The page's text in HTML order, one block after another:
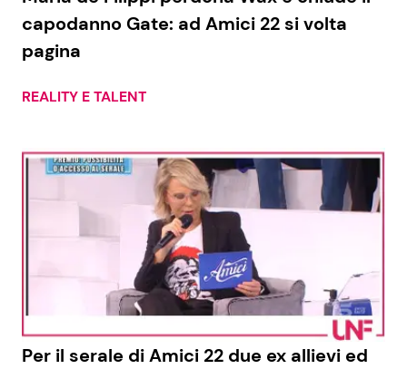
capodanno Gate: ad Amici 22 si volta
pagina
REALITY E TALENT
Per il serale di Amici 22 due ex allievi ed